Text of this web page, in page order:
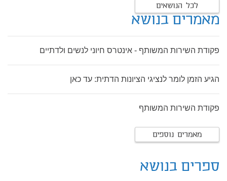
לכל הנושאים
מאמרים בנושא
פקודת השירות המשותף - אינטרס חיוני לנשים ולדתיים
הגיע הזמן לומר לנציגי הציונות הדתית: עד כאן
פקודת השירות המשותף
מאמרים נוספים
ספרים בנושא